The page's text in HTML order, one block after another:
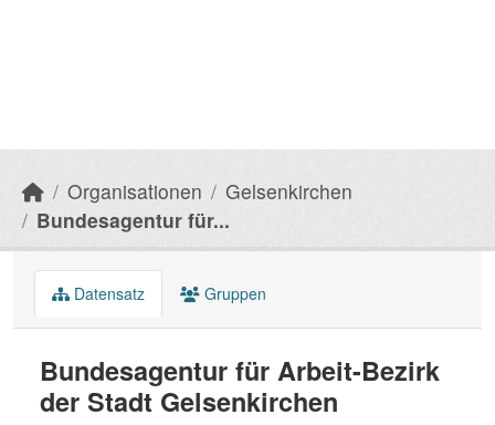
Organisationen
Gelsenkirchen
Bundesagentur für...
Datensatz Gruppen
Bundesagentur für Arbeit-Bezirk
der Stadt Gelsenkirchen